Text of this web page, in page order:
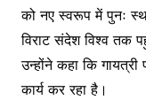
को नए स्वरूप में पुनः
विराट संदेश विश्व तक
उन्होंने कहा कि
कार्य कर रहा है।